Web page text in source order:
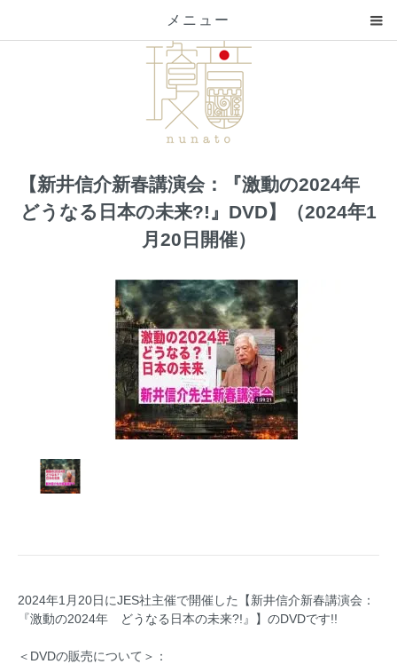
メニュー
【新井信介新春講演会：『激動の2024年
どうなる日本の未来?!』DVD】（2024年1
月20日開催）
2024年1月20日にJES社主催で開催した【新井信介新春講演会：
『激動の2024年 どうなる日本の未来?!』】のDVDです!!
＜DVDの販売について＞：